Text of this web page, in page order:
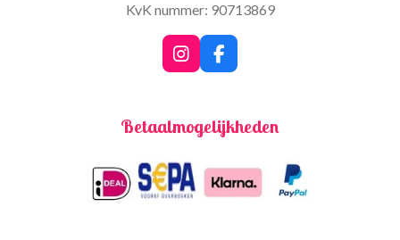
KvK nummer: 90713869
I
n
a
r
a
m
F
a
b
k
Betaalmogelijkheden